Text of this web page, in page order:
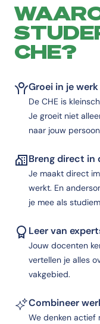
CHE?
Groei in je
De CHE is
Je groeit niet
naar jouw
Breng direct in
Je maakt direct
werkt. En
je mee als
Leer van
Jouw docenten
vertellen je alles
vakgebied.
Combineer
We denken actief